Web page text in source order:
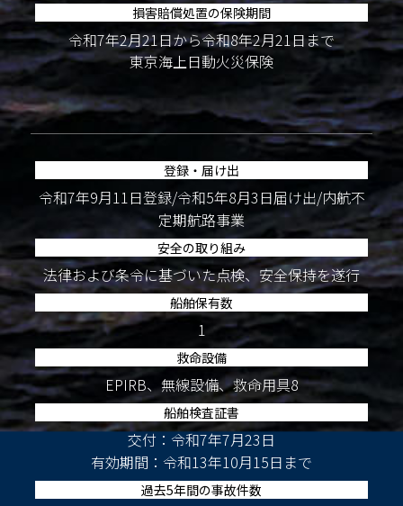
損害賠償処置の保険期間
令和7年2月21日から令和8年2月21日まで
東京海上日動火災保険
登録・届け出
令和7年9月11日登録/令和5年8月3日届け出/内航不
定期航路事業
安全の取り組み
法律および条令に基づいた点検、安全保持を遂行
船舶保有数
1
救命設備
EPIRB、無線設備、救命用具8
船舶検査証書
交付：令和7年7月23日
有効期間：令和13年10月15日まで
過去5年間の事故件数